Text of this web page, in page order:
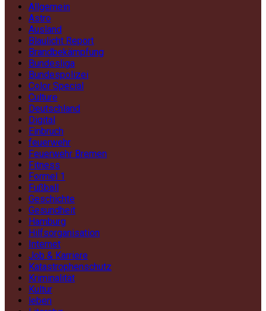
Allgemein
Astro
Ausland
Blaulicht Report
Brandbekämpfung
Bundesliga
Bundespolizei
Color Special
Culture
Deutschland
Digital
Einbruch
feuerwehr
Feuerwehr Bremen
Fitness
Formel 1
Fußball
Geschichte
Gesundheit
Hamburg
Hilfsorganisation
Internet
Job & Karriere
Katastrophenschutz
Kriminalität
Kultur
leben